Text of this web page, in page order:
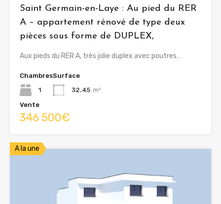
Saint Germain-en-Laye : Au pied du RER
A – appartement rénové de type deux
pièces sous forme de DUPLEX,
Aux pieds du RER A, très jolie duplex avec poutres…
Chambres
1
Surface
32.45 m²
Vente
346 500€
A la une